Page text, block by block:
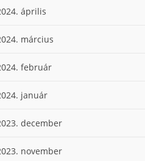
április
március
február
január
december
november